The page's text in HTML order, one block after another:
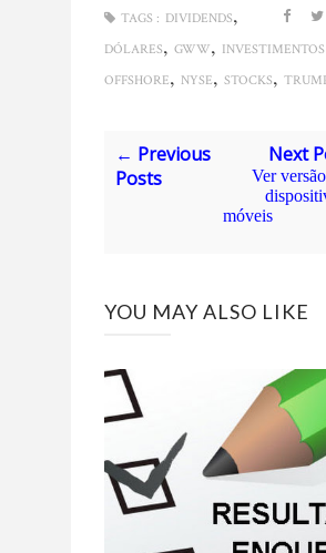
TAGS : DIVIDENDS,
DÓLARES, GWW, INVESTIMENTOS
OFFSHORE, NYSE, STOCKS,
← Previous
Posts
Next
Ver
móveis
YOU MAY ALSO LIKE